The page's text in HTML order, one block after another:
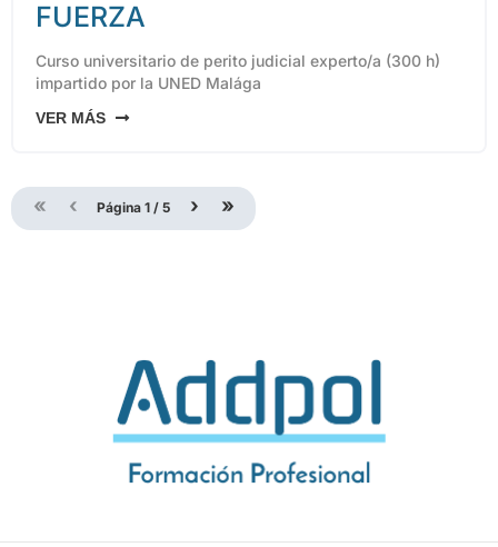
FUERZA
Curso universitario de perito judicial experto/a (300 h)
impartido por la UNED Malága
VER MÁS
« ‹ › »
Página 1 / 5